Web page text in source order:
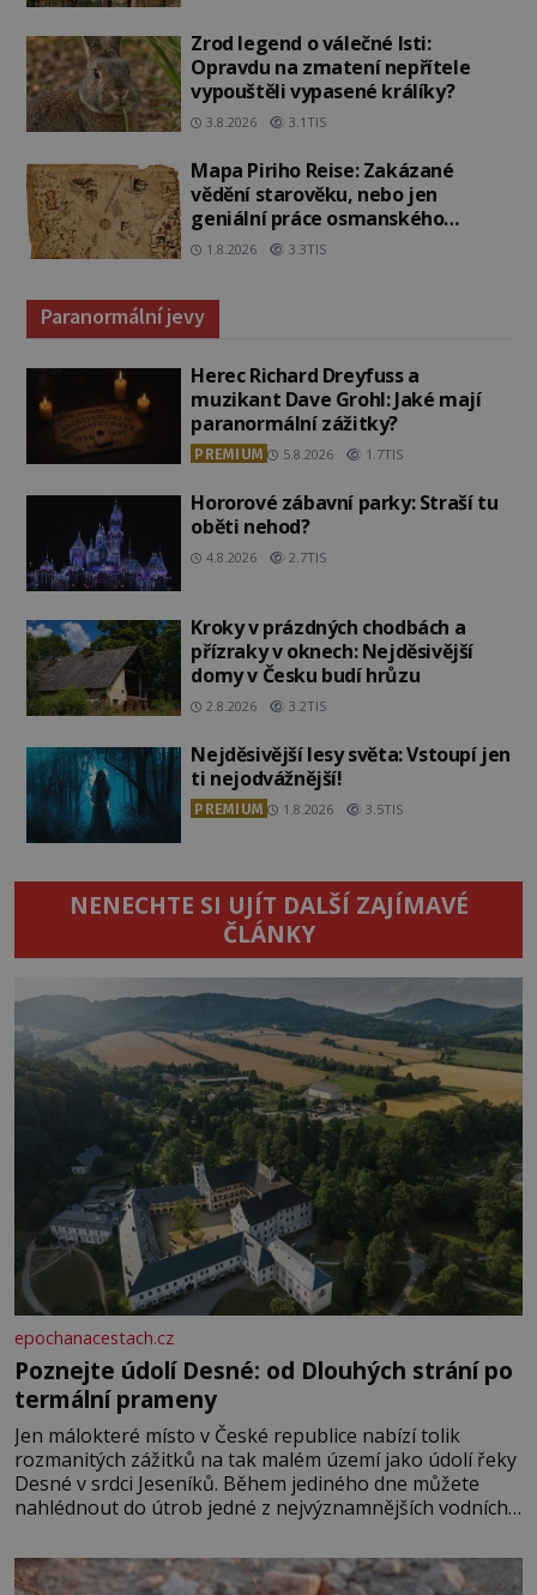
Zrod legend o válečné lsti:
Opravdu na zmatení nepřítele
vypouštěli vypasené králíky?
3.8.2026 3.1TIS
Mapa Piriho Reise: Zakázané
vědění starověku, nebo jen
geniální práce osmanského
admirála?
1.8.2026 3.3TIS
Paranormální jevy
Herec Richard Dreyfuss a
muzikant Dave Grohl: Jaké mají
paranormální zážitky?
PREMIUM 5.8.2026 1.7TIS
Hororové zábavní parky: Straší tu
oběti nehod?
4.8.2026 2.7TIS
Kroky v prázdných chodbách a
přízraky v oknech: Nejděsivější
domy v Česku budí hrůzu
2.8.2026 3.2TIS
Nejděsivější lesy světa: Vstoupí jen
ti nejodvážnější!
PREMIUM 1.8.2026 3.5TIS
NENECHTE SI UJÍT DALŠÍ ZAJÍMAVÉ
ČLÁNKY
epochanacestach.cz
Poznejte údolí Desné: od Dlouhých strání po
termální prameny
Jen málokteré místo v České republice nabízí tolik
rozmanitých zážitků na tak malém území jako údolí řeky
Desné v srdci Jeseníků. Během jediného dne můžete
nahlédnout do útrob jedné z nejvýznamnějších vodních
se na koloběžce a den zakončit poznáváním památek ve
Velkých Losinách nebo v termálním